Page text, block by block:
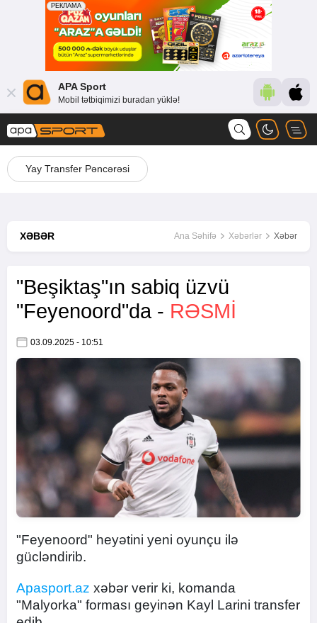
APA Sport
Mobil tətbiqimizi buradan yüklə!
Yay Transfer Pəncərəsi
XƏBƏR Ana Səhifə Xəbərlər Xəbər
"Beşiktaş"ın sabiq üzvü
"Feyenoord"da - RƏSMİ
03.09.2025 - 10:51
"Feyenoord" heyətini yeni oyunçu ilə
gücləndirib.
Apasport.az xəbər verir ki, komanda
"Malyorka" forması geyinən Kayl Larini transfer